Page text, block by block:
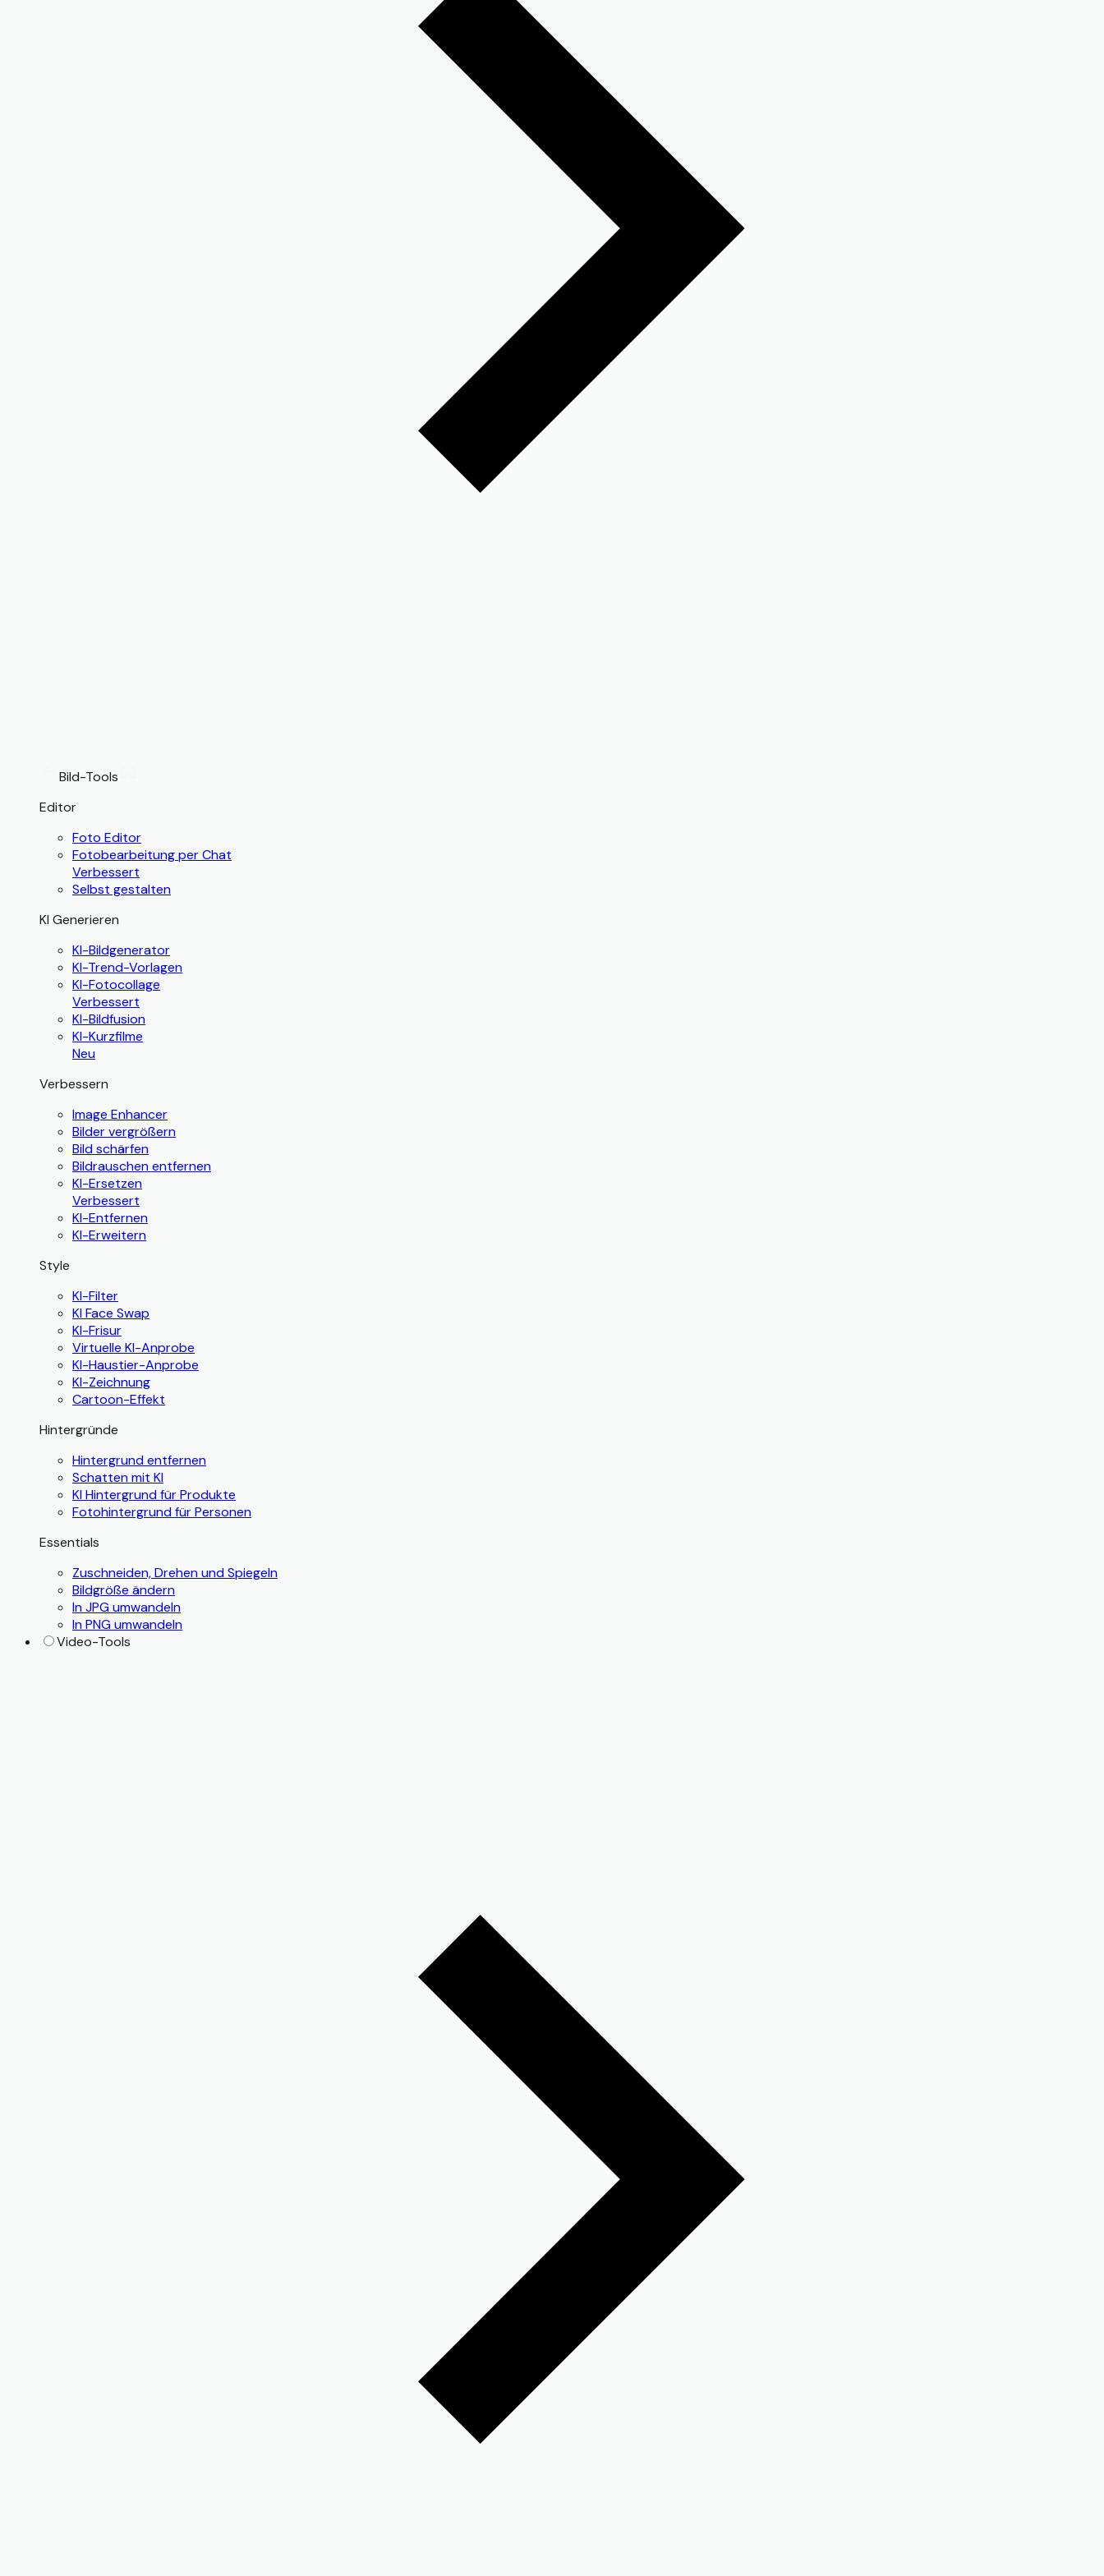
Bild-Tools
Editor
Foto Editor
Fotobearbeitung per Chat
Verbessert
Selbst gestalten
KI Generieren
KI-Bildgenerator
KI-Trend-Vorlagen
KI-Fotocollage
Verbessert
KI-Bildfusion
KI-Kurzfilme
Neu
Verbessern
Image Enhancer
Bilder vergrößern
Bild schärfen
Bildrauschen entfernen
KI-Ersetzen
Verbessert
KI-Entfernen
KI-Erweitern
Style
KI-Filter
KI Face Swap
KI-Frisur
Virtuelle KI-Anprobe
KI-Haustier-Anprobe
KI-Zeichnung
Cartoon-Effekt
Hintergründe
Hintergrund entfernen
Schatten mit KI
KI Hintergrund für Produkte
Fotohintergrund für Personen
Essentials
Zuschneiden, Drehen und Spiegeln
Bildgröße ändern
In JPG umwandeln
In PNG umwandeln
Video-Tools